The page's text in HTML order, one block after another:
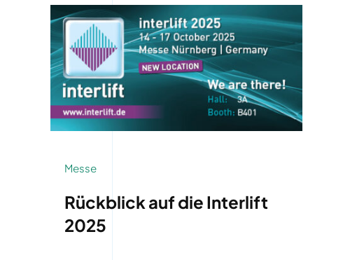
Messe
Rückblick auf die Interlift
2025